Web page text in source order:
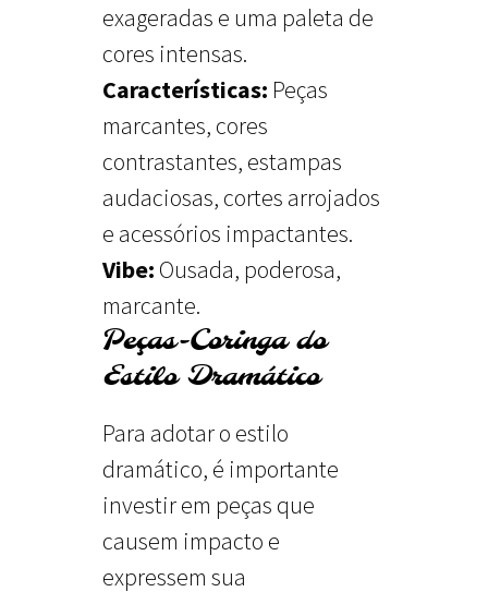
exageradas e uma paleta de
cores intensas.
Características: Peças
marcantes, cores
contrastantes, estampas
audaciosas, cortes arrojados
e acessórios impactantes.
Vibe: Ousada, poderosa,
marcante.
Peças-Coringa do
Estilo Dramático
Para adotar o estilo
dramático, é importante
investir em peças que
causem impacto e
expressem sua